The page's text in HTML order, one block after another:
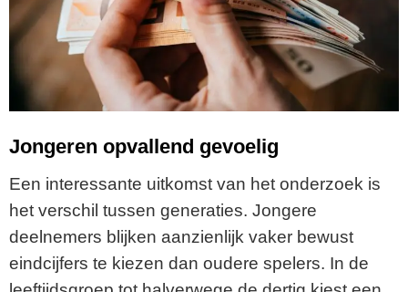
Jongeren opvallend gevoelig
Een interessante uitkomst van het onderzoek is
het verschil tussen generaties. Jongere
deelnemers blijken aanzienlijk vaker bewust
eindcijfers te kiezen dan oudere spelers. In de